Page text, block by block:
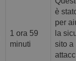
1 ora 59
minuti
è
per
la
sito a